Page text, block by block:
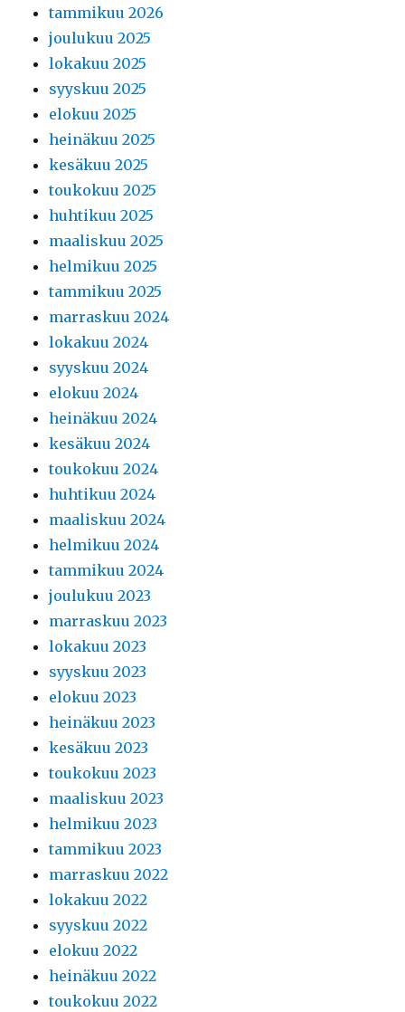
tammikuu 2026
joulukuu 2025
lokakuu 2025
syyskuu 2025
elokuu 2025
heinäkuu 2025
kesäkuu 2025
toukokuu 2025
huhtikuu 2025
maaliskuu 2025
helmikuu 2025
tammikuu 2025
marraskuu 2024
lokakuu 2024
syyskuu 2024
elokuu 2024
heinäkuu 2024
kesäkuu 2024
toukokuu 2024
huhtikuu 2024
maaliskuu 2024
helmikuu 2024
tammikuu 2024
joulukuu 2023
marraskuu 2023
lokakuu 2023
syyskuu 2023
elokuu 2023
heinäkuu 2023
kesäkuu 2023
toukokuu 2023
maaliskuu 2023
helmikuu 2023
tammikuu 2023
marraskuu 2022
lokakuu 2022
syyskuu 2022
elokuu 2022
heinäkuu 2022
toukokuu 2022